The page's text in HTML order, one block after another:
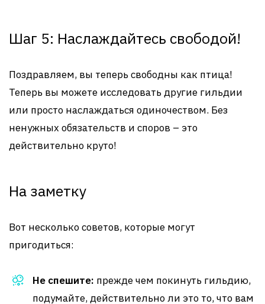
Шаг 5: Наслаждайтесь свободой!
Поздравляем, вы теперь свободны как птица!
Теперь вы можете исследовать другие гильдии
или просто наслаждаться одиночеством. Без
ненужных обязательств и споров – это
действительно круто!
На заметку
Вот несколько советов, которые могут
пригодиться:
Не спешите: прежде чем покинуть гильдию,
подумайте, действительно ли это то, что вам